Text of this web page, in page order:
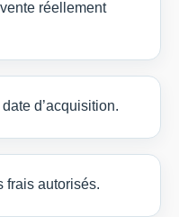
réellement
d’acquisition.
frais autorisés.